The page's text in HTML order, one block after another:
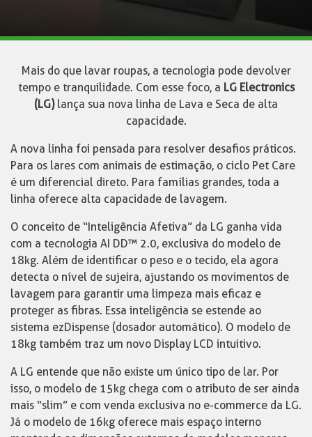
Mais do que lavar roupas, a tecnologia pode devolver
tempo e tranquilidade. Com esse foco, a LG Electronics
(LG)lança sua nova linha de Lava e Seca de alta
capacidade.
A nova linha foi pensada para resolver desafios práticos.
Para os lares com animais de estimação, o ciclo Pet Care
é um diferencial direto. Para famílias grandes, toda a
linha oferece alta capacidade de lavagem.
O conceito de “Inteligência Afetiva” da LG ganha vida
com a tecnologia AI DD™ 2.0, exclusiva do modelo de
18kg. Além de identificar o peso e o tecido, ela agora
detecta o nível de sujeira, ajustando os movimentos de
lavagem para garantir uma limpeza mais eficaz e
proteger as fibras. Essa inteligência se estende ao
sistema ezDispense (dosador automático). O modelo de
18kg também traz um novo Display LCD intuitivo.
A LG entende que não existe um único tipo de lar. Por
isso, o modelo de 15kg chega com o atributo de ser ainda
mais “slim” e com venda exclusiva no e-commerce da LG.
Já o modelo de 16kg oferece mais espaço interno